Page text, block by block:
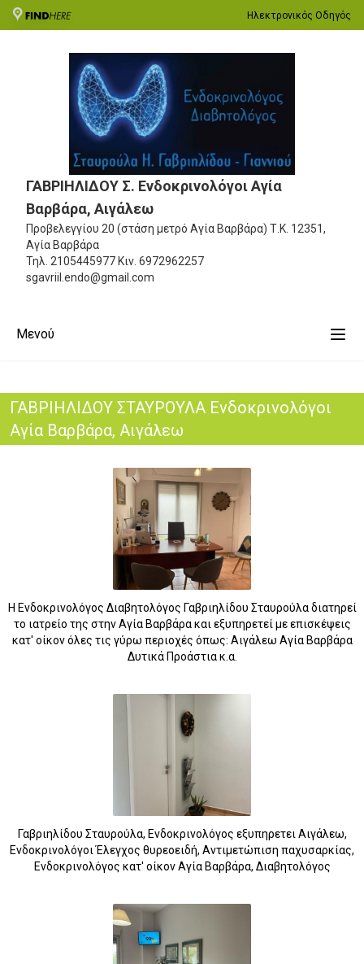
Ηλεκτρονικός Οδηγός
ΓΑΒΡΙΗΛΙΔΟΥ Σ. Ενδοκρινολόγοι Αγία
Βαρβάρα, Αιγάλεω
Προβελεγγίου 20 (στάση μετρό Αγία Βαρβάρα) Τ.Κ. 12351,
Αγία Βαρβάρα
Τηλ. 2105445977 Κιν. 6972962257
sgavriil.endo@gmail.com
Μενού
ΓΑΒΡΙΗΛΙΔΟΥ ΣΤΑΥΡΟΥΛΑ Ενδοκρινολόγοι
Αγία Βαρβάρα, Αιγάλεω
Η Ενδοκρινολόγος Διαβητολόγος Γαβριηλίδου Σταυρούλα διατηρεί
το ιατρείο της στην Αγία Βαρβάρα και εξυπηρετεί με επισκέψεις
κατ' οίκον όλες τις γύρω περιοχές όπως: Αιγάλεω Αγία Βαρβάρα
Δυτικά Προάστια κ.α.
Γαβριηλίδου Σταυρούλα, Ενδοκρινολόγος εξυπηρετει Αιγάλεω,
Ενδοκρινολόγοι Έλεγχος θυρεοειδή, Αντιμετώπιση παχυσαρκίας,
Ενδοκρινολόγος κατ' οίκον Αγία Βαρβάρα, Διαβητολόγος